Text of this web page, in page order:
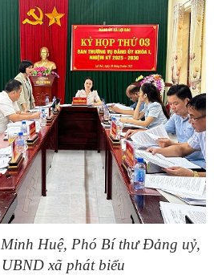
Huệ, Phó Bí thư Đảng uỷ,
xã phát biểu